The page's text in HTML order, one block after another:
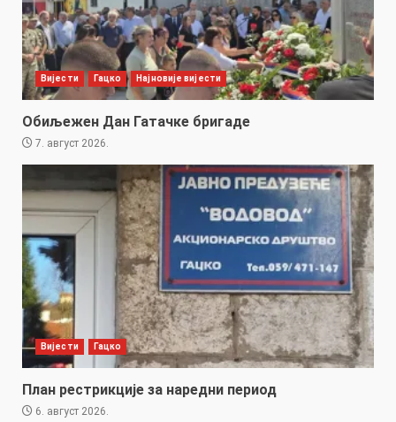
Вијести Гацко Најновије вијести
Обиљежен Дан Гатачке бригаде
7. август 2026.
Вијести Гацко
План рестрикције за наредни период
6. август 2026.